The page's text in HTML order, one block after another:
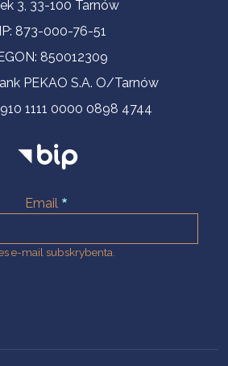
3, 33-100 Tarnów
873-000-76-51
850012309
PEKAO S.A. O/Tarnów
1111 0000 0898 4744
Email
e-mail subskrybenta.